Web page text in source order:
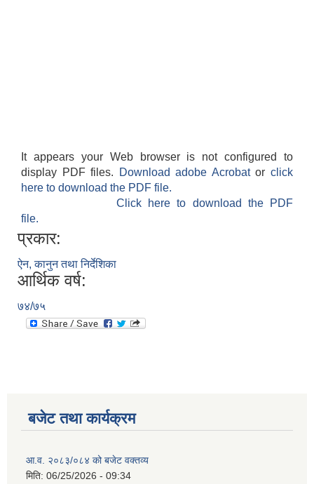
It appears your Web browser is not configured to
display PDF files.
Download adobe Acrobatorclick
here to download the PDF file.
Click here to download the PDF
file.
प्रकार:
ऐन, कानुन तथा निर्देशिका
आर्थिक वर्ष:
७४/७५
बजेट तथा कार्यक्रम
आ.व. २०८३/०८४ को बजेट वक्तव्य
मिति: 06/25/2026 - 09:34